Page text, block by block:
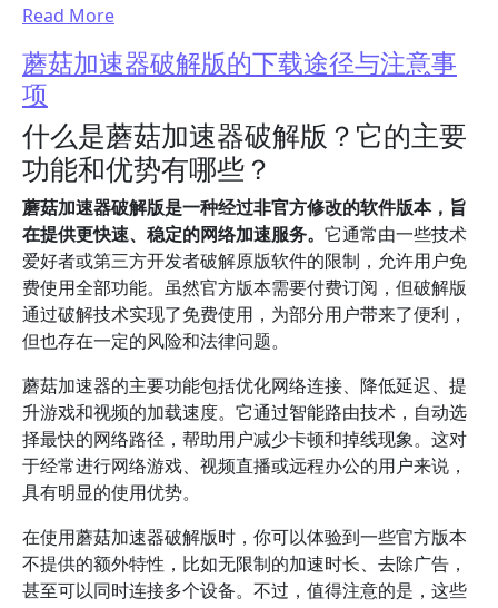
Read More
蘑菇加速器破解版的下载途径与注意事
项
什么是蘑菇加速器破解版？它的主要
功能和优势有哪些？
蘑菇加速器破解版是一种经过非官方修改的软件版本，旨
在提供更快速、稳定的网络加速服务。 它通常由一些技术
爱好者或第三方开发者破解原版软件的限制，允许用户免
费使用全部功能。虽然官方版本需要付费订阅，但破解版
通过破解技术实现了免费使用，为部分用户带来了便利，
但也存在一定的风险和法律问题。
蘑菇加速器的主要功能包括优化网络连接、降低延迟、提
升游戏和视频的加载速度。它通过智能路由技术，自动选
择最快的网络路径，帮助用户减少卡顿和掉线现象。这对
于经常进行网络游戏、视频直播或远程办公的用户来说，
具有明显的使用优势。
在使用蘑菇加速器破解版时，你可以体验到一些官方版本
不提供的额外特性，比如无限制的加速时长、去除广告，
甚至可以同时连接多个设备。不过，值得注意的是，这些